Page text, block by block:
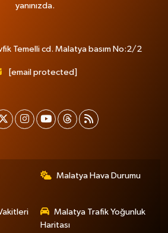
yanınızda.
Temelli cd. Malatya basım No:2/2
[email protected]
Malatya Hava Durumu
Malatya Trafik Yoğunluk
Haritası